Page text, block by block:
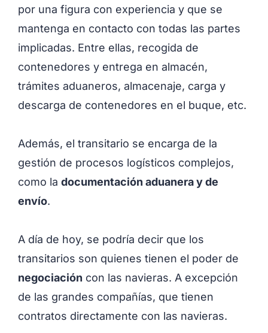
por una figura con experiencia y que se
mantenga en contacto con todas las partes
implicadas. Entre ellas, recogida de
contenedores y entrega en almacén,
trámites aduaneros, almacenaje, carga y
descarga de contenedores en el buque, etc.
Además, el transitario se encarga de la
gestión de procesos logísticos complejos,
como la documentación aduanera y de
envío.
A día de hoy, se podría decir que los
transitarios son quienes tienen el poder de
negociación con las navieras. A excepción
de las grandes compañías, que tienen
contratos directamente con las navieras.